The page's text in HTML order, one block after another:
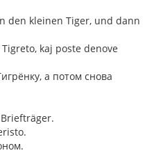
den kleinen Tiger, und dann
kaj poste denove
а потом снова